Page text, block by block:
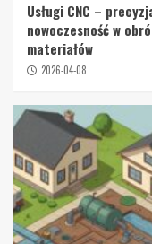
Usługi CNC –
nowoczesność w
materiałów
2026-04-08